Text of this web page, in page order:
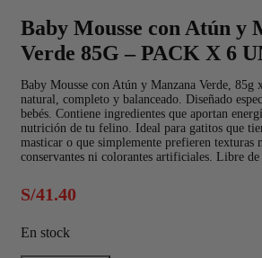
Baby Mousse con Atún y
Verde 85G – PACK X 6
Baby Mousse con Atún y Manzana Verde, 85g
natural, completo y balanceado. Diseñado
bebés. Contiene ingredientes que aportan
nutrición de tu felino. Ideal para gatitos que
masticar o que simplemente prefieren texturas
conservantes ni colorantes artificiales. Libre
S/41.40
En stock